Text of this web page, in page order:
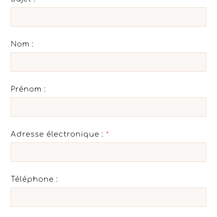
Nom :
Prénom :
Adresse électronique : *
Téléphone :